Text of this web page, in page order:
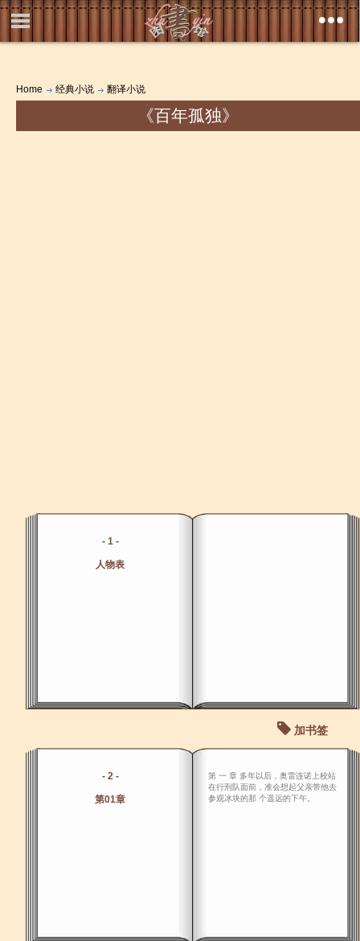
Home 经典小说 翻译小说
《百年孤独》
- 1 -
人物表
加书签
- 2 -
第01章
第 一 章 多年以后，奥雷连诺上校站
在行刑队面前，准会想起父亲带他去
参观冰块的那 个遥远的下午。